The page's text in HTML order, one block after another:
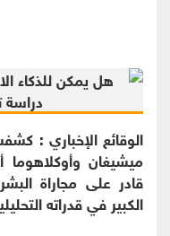
الوقائع الإخباري :
ميشيغان وأوكلاهوما
قادر على مجاراة
الكبير في قدراته